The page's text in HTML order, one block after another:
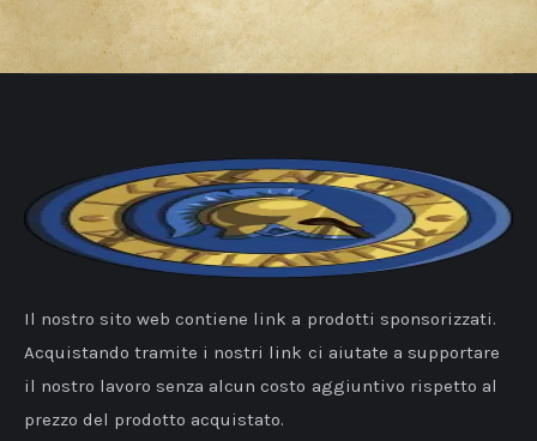
Il nostro sito web contiene link a prodotti sponsorizzati.
Acquistando tramite i nostri link ci aiutate a supportare
il nostro lavoro senza alcun costo aggiuntivo rispetto al
prezzo del prodotto acquistato.